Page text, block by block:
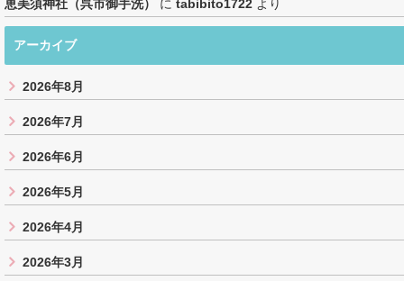
恵美須神社（呉市御手洗） に tabibito1722 より
アーカイブ
2026年8月
2026年7月
2026年6月
2026年5月
2026年4月
2026年3月